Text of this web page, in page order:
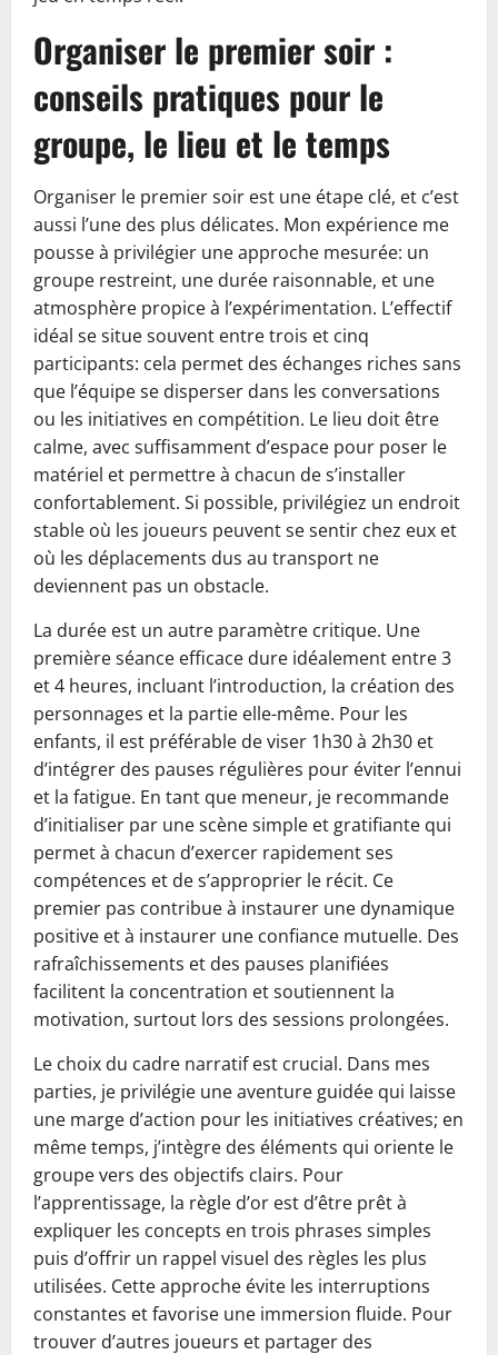
Organiser le premier soir :
conseils pratiques pour le
groupe, le lieu et le temps
Organiser le premier soir est une étape clé, et c’est
aussi l’une des plus délicates. Mon expérience me
pousse à privilégier une approche mesurée: un
groupe restreint, une durée raisonnable, et une
atmosphère propice à l’expérimentation. L’effectif
idéal se situe souvent entre trois et cinq
participants: cela permet des échanges riches sans
que l’équipe se disperser dans les conversations
ou les initiatives en compétition. Le lieu doit être
calme, avec suffisamment d’espace pour poser le
matériel et permettre à chacun de s’installer
confortablement. Si possible, privilégiez un endroit
stable où les joueurs peuvent se sentir chez eux et
où les déplacements dus au transport ne
deviennent pas un obstacle.
La durée est un autre paramètre critique. Une
première séance efficace dure idéalement entre 3
et 4 heures, incluant l’introduction, la création des
personnages et la partie elle-même. Pour les
enfants, il est préférable de viser 1h30 à 2h30 et
d’intégrer des pauses régulières pour éviter l’ennui
et la fatigue. En tant que meneur, je recommande
d’initialiser par une scène simple et gratifiante qui
permet à chacun d’exercer rapidement ses
compétences et de s’approprier le récit. Ce
premier pas contribue à instaurer une dynamique
positive et à instaurer une confiance mutuelle. Des
rafraîchissements et des pauses planifiées
facilitent la concentration et soutiennent la
motivation, surtout lors des sessions prolongées.
Le choix du cadre narratif est crucial. Dans mes
parties, je privilégie une aventure guidée qui laisse
une marge d’action pour les initiatives créatives; en
même temps, j’intègre des éléments qui oriente le
groupe vers des objectifs clairs. Pour
l’apprentissage, la règle d’or est d’être prêt à
expliquer les concepts en trois phrases simples
puis d’offrir un rappel visuel des règles les plus
utilisées. Cette approche évite les interruptions
constantes et favorise une immersion fluide. Pour
trouver d’autres joueurs et partager des